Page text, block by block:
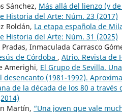
Sánchez, Más allá del lienzo (y
Historia del Arte: Núm. 23 (2017)
Roldán, La etapa española de
Historia del Arte: Núm. 31 (2025)
Inmaculada Carrasco
de Córdoba , Atrio. Revista de
Amerighi, El Grupo de Sevilla.
desencanto (1981-1992).
de la década de los 80 a través
Martín, “Una joven que vale